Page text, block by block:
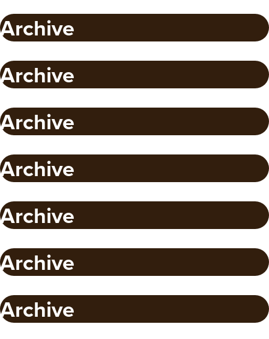
Archive
Archive
Archive
Archive
Archive
Archive
Archive